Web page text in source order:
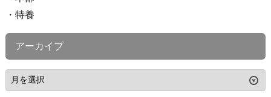
特養
アーカイブ